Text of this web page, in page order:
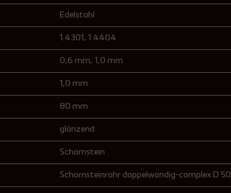
Edelstahl
1.4301 , 1.4404
0,6 mm, 1,0 mm
1,0 mm
80 mm
glänzend
Schornstein
Schornsteinrohr doppelwandig-complex D 50